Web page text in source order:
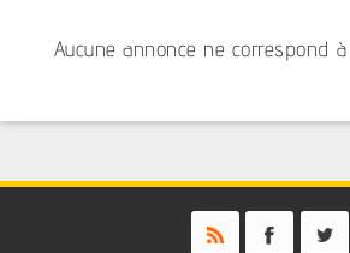
Aucune annonce ne correspond